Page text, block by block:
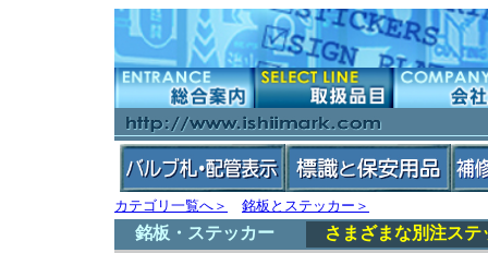
カテゴリ一覧へ＞ 銘板とステッカー＞
銘板・ステッカー
さまざまな別注ス